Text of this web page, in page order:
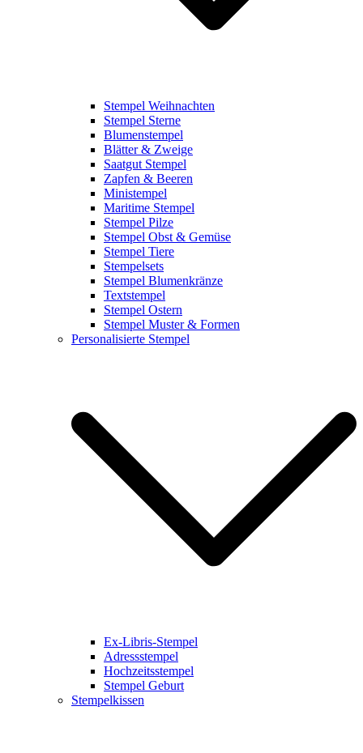
Stempel Weihnachten
Stempel Sterne
Blumenstempel
Blätter & Zweige
Saatgut Stempel
Zapfen & Beeren
Ministempel
Maritime Stempel
Stempel Pilze
Stempel Obst & Gemüse
Stempel Tiere
Stempelsets
Stempel Blumenkränze
Textstempel
Stempel Ostern
Stempel Muster & Formen
Personalisierte Stempel
Ex-Libris-Stempel
Adressstempel
Hochzeitsstempel
Stempel Geburt
Stempelkissen